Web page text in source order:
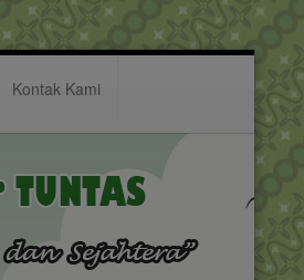
Kontak Kami